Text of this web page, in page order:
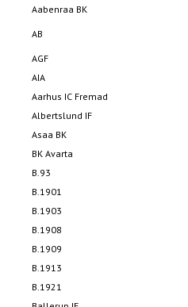
Aabenraa BK
AB
AGF
AIA
Aarhus IC Fremad
Albertslund IF
Asaa BK
BK Avarta
B.93
B.1901
B.1903
B.1908
B.1909
B.1913
B.1921